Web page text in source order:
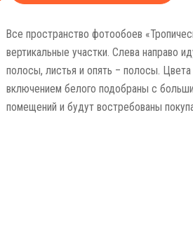
Все пространство фотообоев
вертикальные участки. Слева направо
полосы, листья и опять – полосы.
включением белого подобраны с
помещений и будут востребованы